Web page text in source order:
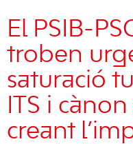
El PSIB-
troben
saturació
ITS i
creant